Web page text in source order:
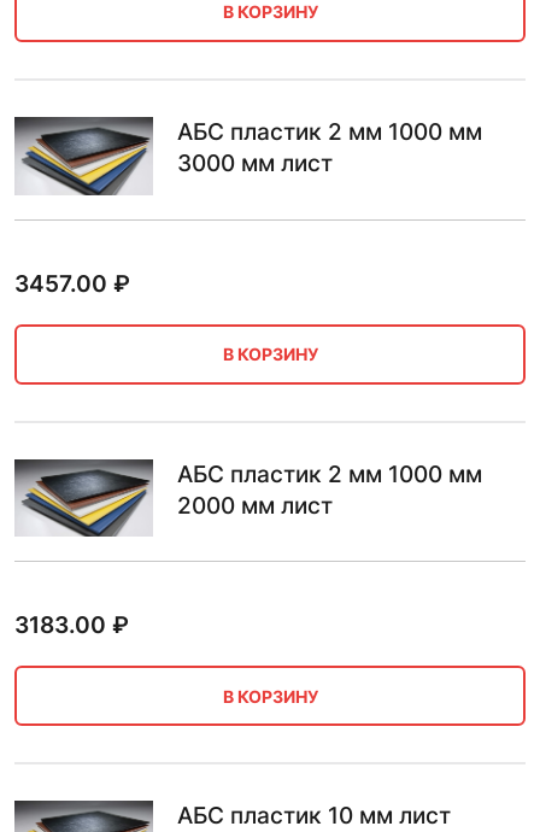
В КОРЗИНУ
АБС пластик 2 мм 1000 мм
3000 мм лист
3457.00 ₽
В КОРЗИНУ
АБС пластик 2 мм 1000 мм
2000 мм лист
3183.00 ₽
В КОРЗИНУ
АБС пластик 10 мм лист